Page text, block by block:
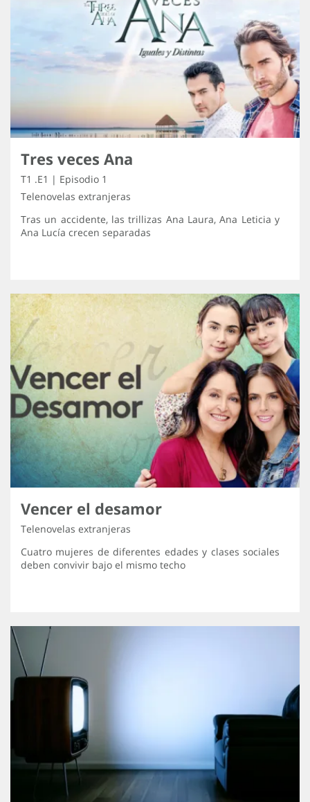
Tres veces Ana
T1 .E1 | Episodio 1
Telenovelas extranjeras
Tras un accidente, las trillizas Ana Laura, Ana Leticia y
Ana Lucía crecen separadas
Vencer el desamor
Telenovelas extranjeras
Cuatro mujeres de diferentes edades y clases sociales
deben convivir bajo el mismo techo